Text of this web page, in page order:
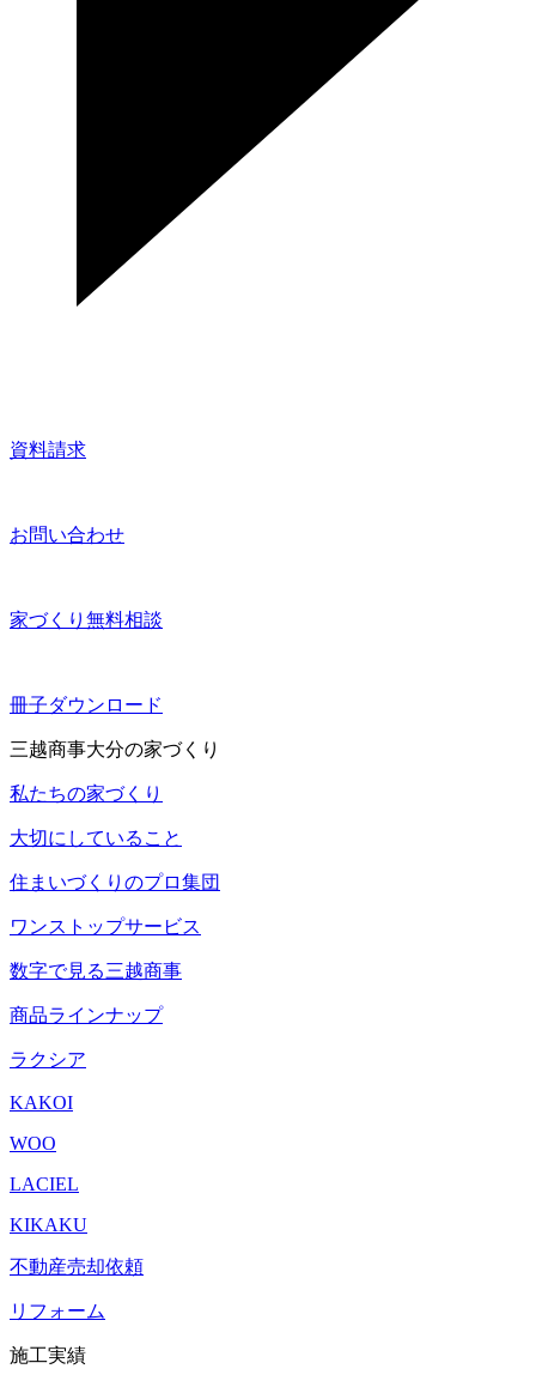
資料請求
お問い合わせ
家づくり無料相談
冊子ダウンロード
三越商事大分の家づくり
私たちの家づくり
大切にしていること
住まいづくりのプロ集団
ワンストップサービス
数字で見る三越商事
商品ラインナップ
ラクシア
KAKOI
WOO
LACIEL
KIKAKU
不動産売却依頼
リフォーム
施工実績